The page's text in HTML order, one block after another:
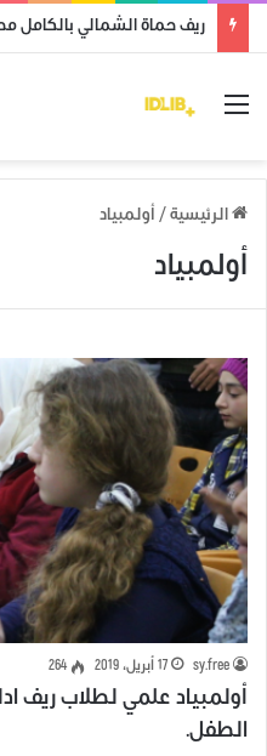
ريف حماة الشمالي بالكامل
القائمة
الرئيسية / أولمبياد
أولمبياد
sy.free 17 أبريل، 2019 264
أولمبياد علمي لطلاب ريف
الطفل.